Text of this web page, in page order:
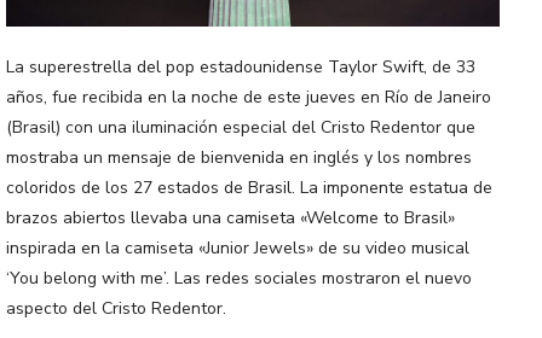
La superestrella del pop estadounidense Taylor Swift, de 33
años, fue recibida en la noche de este jueves en Río de Janeiro
(Brasil) con una iluminación especial del Cristo Redentor que
mostraba un mensaje de bienvenida en inglés y los nombres
coloridos de los 27 estados de Brasil. La imponente estatua de
brazos abiertos llevaba una camiseta «Welcome to Brasil»
inspirada en la camiseta «Junior Jewels» de su video musical
‘You belong with me’. Las redes sociales mostraron el nuevo
aspecto del Cristo Redentor.